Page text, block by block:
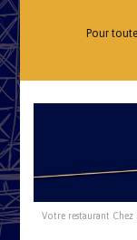
Pour
Votre restaurant